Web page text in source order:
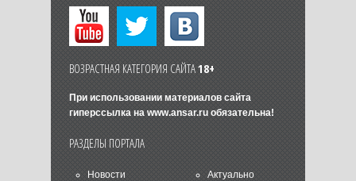
ВОЗРАСТНАЯ КАТЕГОРИЯ САЙТА18+
При использовании материалов сайта
гиперссылка на www.ansar.ruобязательна!
РАЗДЕЛЫ ПОРТАЛА
Новости
Актуально